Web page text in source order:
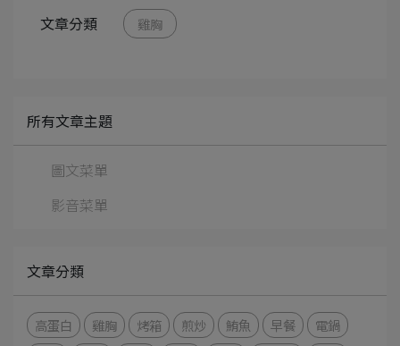
文章分類 雞胸
所有文章主題
圖文菜單
影音菜單
文章分類
高蛋白 雞胸 烤箱 煎炒 鮪魚 早餐
電鍋